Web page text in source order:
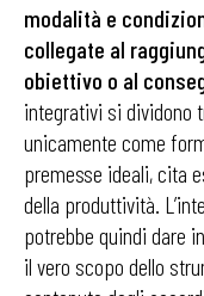
modalità e
collegate al
obiettivo o al
integrativi si dividono
unicamente come
premesse ideali, cita
della produttività.
potrebbe quindi dare
il vero scopo dello